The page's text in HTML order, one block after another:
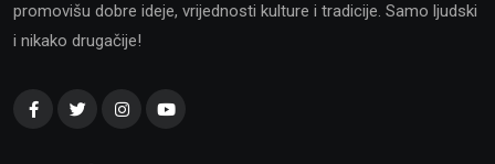
promovišu dobre ideje, vrijednosti kulture i tradicije. Samo ljudski
i nikako drugačije!